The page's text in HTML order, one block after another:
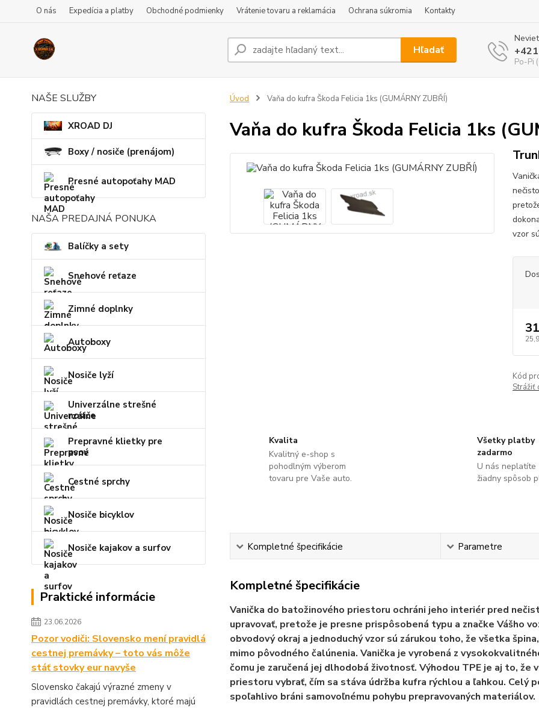
O nás Expedícia a platby Obchodné podmienky Vrátenie tovaru a reklamácia Ochrana súkromia Kontakty
Hľadať
Po-Pi
NAŠE SLUŽBY
XROAD DJ
Boxy / nosiče (prenájom)
Presné autopoťahy MAD
NAŠA PREDAJNÁ PONUKA
Balíčky a sety
Snehové reťaze
Zimné doplnky
Autoboxy
Nosiče lyží
Univerzálne strešné
nosiče
Prepravné klietky pre
psov
Cestné sprchy
Nosiče bicyklov
Nosiče kajakov a surfov
Praktické informácie
23.06.2026
Pozor vodiči: Slovensko mení pravidlá
cestnej premávky – toto vás môže
stáť stovky eur navyše
Slovensko čakajú výrazné zmeny v
pravidlách cestnej premávky, ktoré majú
Úvod Vaňa do kufra Škoda Felicia 1ks (GUMÁRNY ZUBŘÍ)
Vaňa do kufra Škoda Felicia 1ks
vzor
Kód
Strážiť
Kvalita
Kvalitný e-shop s
pohodlným výberom
tovaru pre Vaše auto.
Všetky platby
zadarmo
U nás neplatíte
žiadny spôsob
Kompletné špecifikácie Parametre
Kompletné špecifikácie
Vanička do batožinového priestoru ochráni jeho interiér pred
upravovať, pretože je presne prispôsobená typu a značke Vášho
obvodový okraj a jednoduchý vzor sú zárukou toho, že všetka
mimo pôvodného čalúnenia. Vanička je vyrobená z
čomu je zaručená jej dlhodobá životnosť. Výhodou TPE je aj to, že
priestoru vybrať, čím sa stáva údržba kufra rýchlou a ľahkou. Celý
spoľahlivo bráni samovoľnému pohybu prepravovaných materiálov.